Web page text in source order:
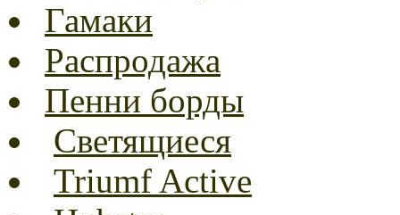
Гамаки
Распродажа
Пенни борды
Светящиеся
Triumf Active